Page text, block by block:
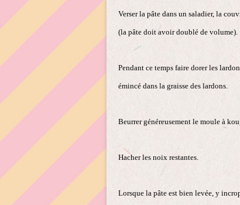
Verser la pâte dans un saladier, la
(la pâte doit avoir doublé de volume).
Pendant ce temps faire dorer les
émincé dans la graisse des lardons.
Beurrer généreusement le moule à
Hacher les noix restantes.
Lorsque la pâte est bien levée, y